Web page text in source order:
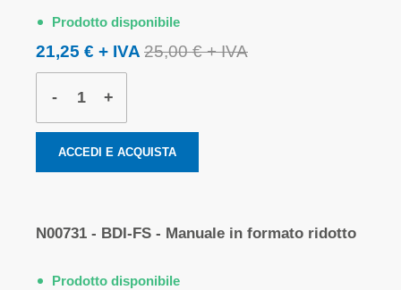
Prodotto disponibile
21,25 € 25,00 €
- +
ACCEDI E ACQUISTA
N00731 - BDI-FS - Manuale in formato ridotto
Prodotto disponibile